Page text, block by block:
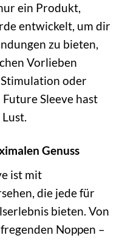
ein Produkt,
entwickelt, um dir
zu bieten,
Vorlieben
Stimulation oder
Sleeve hast
Genuss
ist mit
die jede für
bieten. Von
Noppen –